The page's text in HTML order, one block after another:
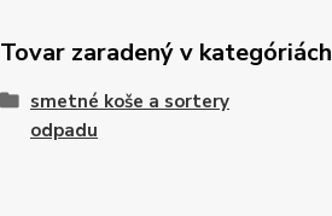
Tovar zaradený v kategóriách
smetné koše a sortery
odpadu